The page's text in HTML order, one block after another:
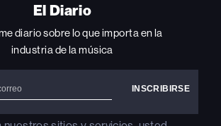
El Diario
diario sobre lo que importa en la
industria de la música